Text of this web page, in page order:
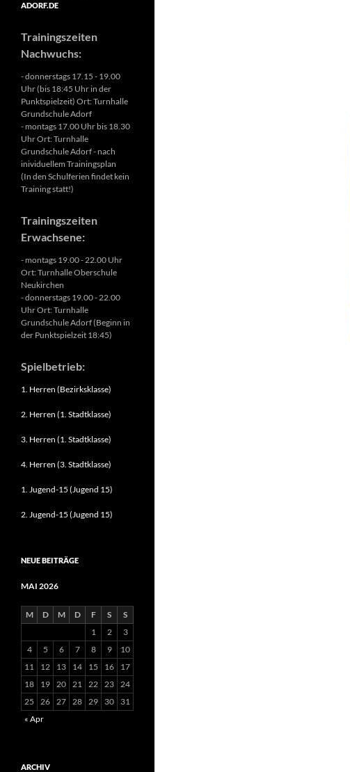
ADORF.DE
Trainingszeiten
Nachwuchs:
- donnerstags 17.15 - 19.00
Uhr (bis 18:45 Uhr in der
Punktspielzeit) Ort: Turnhalle
Grundschule Adorf
- montags 17.00 Uhr bis 18.30
Uhr Ort: Turnhalle
Grundschule Adorf - nach
inividuellem Trainingsplan
(In den Schulferien findet kein
Training statt!)
Trainingszeiten
Erwachsene:
- montags 19.00 - 22.00 Uhr
Ort: Turnhalle Oberschule
Neukirchen
- donnerstags 19.00 - 22.00
Uhr Ort: Turnhalle
Grundschule Adorf (Beginn in
der Punktspielzeit 18:45)
Spielbetrieb:
1. Herren (Bezirksklasse)
2. Herren (1. Stadtklasse)
3. Herren (1. Stadtklasse)
4. Herren (3. Stadtklasse)
1. Jugend-15 (Jugend 15)
2. Jugend-15 (Jugend 15)
NEUE BEITRÄGE
MAI 2026
M D M D F S
S
1
2
3
4
5 6 7 8 9
10
11
12 13 14 15 16
17
18
19 20 21 22 23 24
25
26 27 28 29 30
31
« Apr
ARCHIV